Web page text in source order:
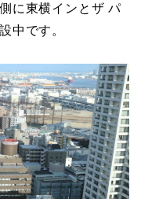
に東横インとザ パ
中です。